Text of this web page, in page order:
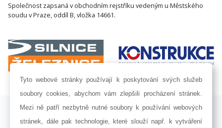
Společnost zapsaná v obchodním rejstříku vedeným u Městského
soudu v Praze, oddíl B, vložka 14661.
ISSN 1802-8535 © 2009 - 2026 AF POWER agency a.s. |
Nastavení
Tyto webové stránky používají k poskytování svých služeb
soubory cookies, abychom vám zlepšili procházení stránek.
Mezi ně patří nezbytně nutné soubory k používání webových
stránek, dále pak technologie, které slouží např. k vytváření